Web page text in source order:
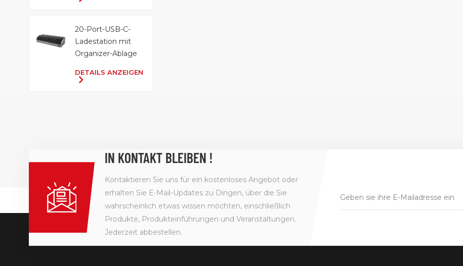
20-Port-USB-C-
Ladestation mit
Organizer-Ablage
DETAILS ANZEIGEN
IN KONTAKT BLEIBEN !
Kontaktieren Sie uns für ein kostenloses Angebot oder
erhalten Sie E-Mail-Updates zu Dingen, über die Sie
wahrscheinlich etwas wissen möchten, einschließlich
Produkte, Produkteinführungen und Veranstaltungen.
Jederzeit abbestellen.